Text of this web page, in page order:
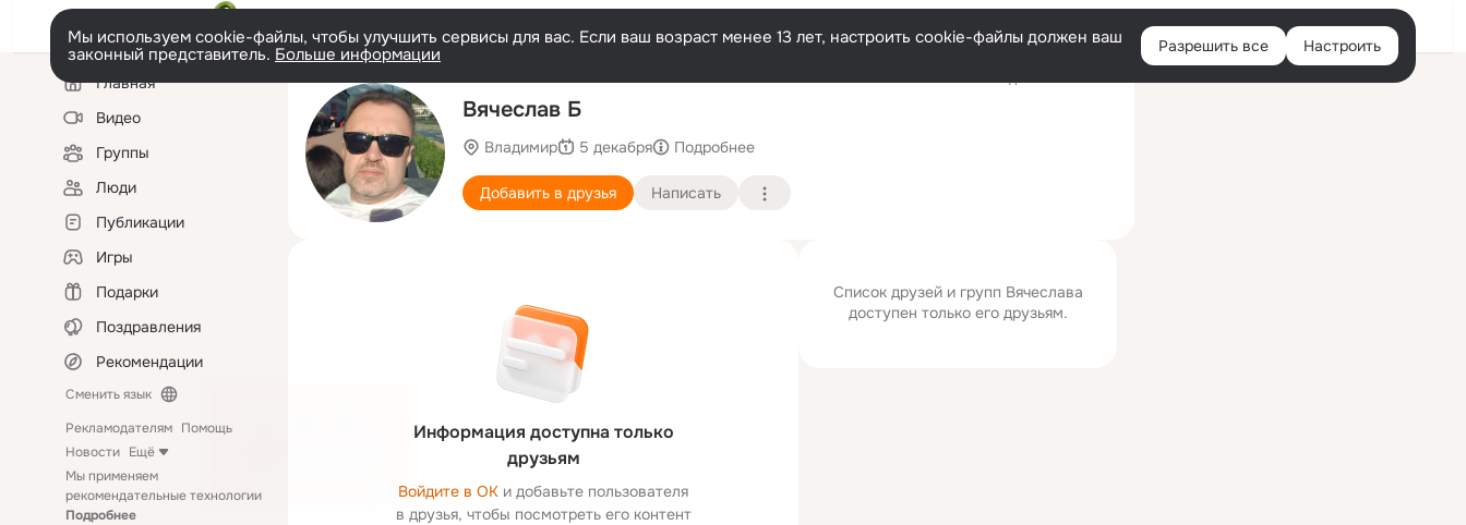
Войти
Мы используем cookie-файлы, чтобы улучшить сервисы для вас. Если ваш возраст менее 13 лет, настроить cookie-файлы должен ваш
законный представитель. Больше информации Разрешить все Настроить
Левая
колонкаГлавная
Видео
Группы
Люди
Публикации
Игры
Подарки
Поздравления
Рекомендации
Сменить язык
Рекламодателям Помощь
Новости Ещё
Мы применяем
рекомендательные технологии
Подробнее
Вячеслав Б
Владимир 5 декабря Подробнее
Добавить в друзья Написать
Информация доступна только
друзьям
Войдите в ОК и добавьте пользователя
в друзья, чтобы посмотреть его контент
Список друзей и групп Вячеслава
доступен только его друзьям.